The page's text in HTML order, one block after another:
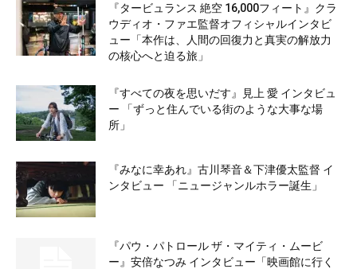
『タービュランス 絶空 16,000フィート』クラ
ウディオ・ファエ監督オフィシャルインタビ
ュー「本作は、人間の回復力と真実の解放力
の核心へと迫る旅」
『すべての夜を思いだす』見上 愛 インタビュ
ー 「ずっと住んでいる街のような大事な場
所」
『みなに幸あれ』古川琴音＆下津優太監督 イ
ンタビュー 「ニュージャンルホラー誕生」
『パウ・パトロール ザ・マイティ・ムービ
ー』安倍なつみ インタビュー「映画館に行く